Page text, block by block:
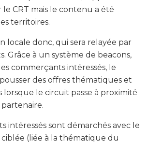
CRT mais le contenu a été
territoires.
locale donc, qui sera relayée par
Grâce à un système de beacons,
commerçants intéressés, le
des offres thématiques et
le circuit passe à proximité
intéressés sont démarchés avec le
(liée à la thématique du